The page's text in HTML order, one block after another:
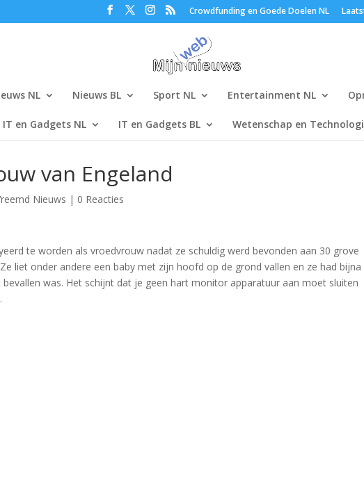
Crowdfunding en Goede Doelen NL
NL Nieuws BL Sport NL Entertainment NL
IT en Gadgets NL IT en Gadgets BL Wetenschap en
van Engeland
Nieuws | 0 Reacties
te worden als vroedvrouw nadat ze schuldig werd bevonden aan 30 grove
liet onder andere een baby met zijn hoofd op de grond vallen en ze had bijna
was. Het schijnt dat je geen hart monitor apparatuur aan moet sluiten